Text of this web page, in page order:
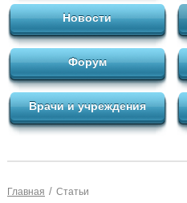
Новости
Форум
Врачи и учреждения
Главная / Статьи